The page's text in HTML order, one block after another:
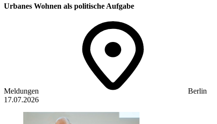
Urbanes Wohnen als politische Aufgabe
Meldungen
Berlin
17.07.2026